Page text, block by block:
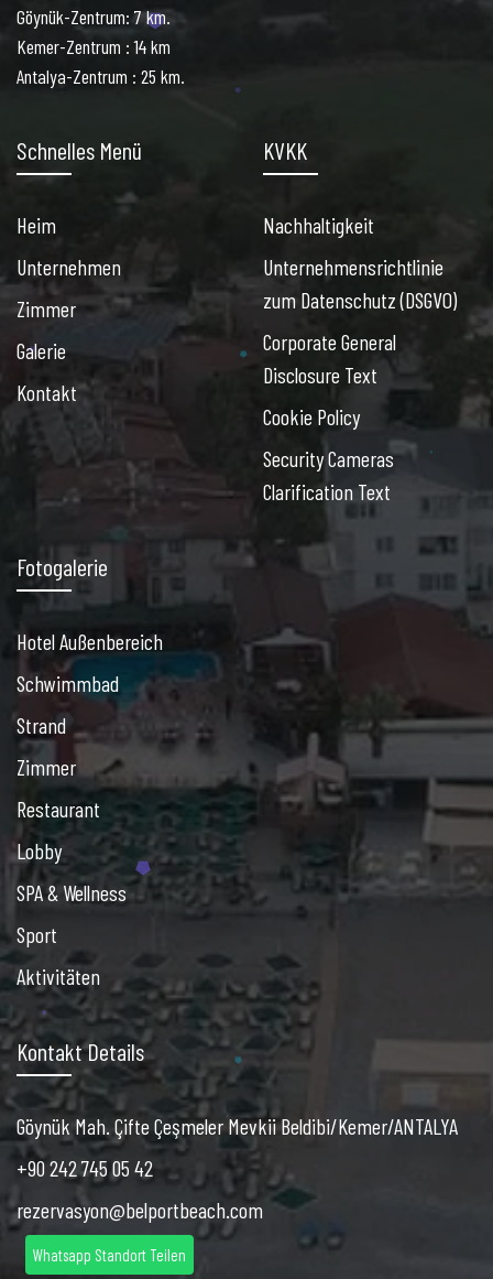
Göynük-Zentrum: 7 km.
Kemer-Zentrum : 14 km
Antalya-Zentrum : 25 km.
Schnelles Menü
Heim
Unternehmen
Zimmer
Galerie
Kontakt
KVKK
Nachhaltigkeit
Unternehmensrichtlinie
zum Datenschutz (DSGVO)
Corporate General
Disclosure Text
Cookie Policy
Security Cameras
Clarification Text
Fotogalerie
Hotel Außenbereich
Schwimmbad
Strand
Zimmer
Restaurant
Lobby
SPA & Wellness
Sport
Aktivitäten
Kontakt Details
Göynük Mah. Çifte Çeşmeler Mevkii Beldibi/Kemer/ANTALYA
+90 242 745 05 42
rezervasyon@belportbeach.com
Whatsapp Standort Teilen